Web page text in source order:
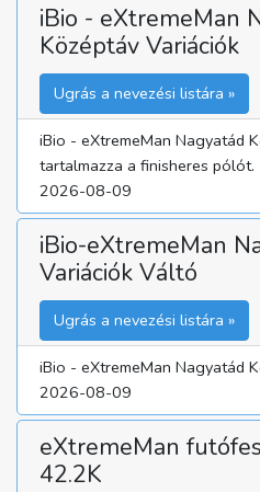
iBio - eXtremeMan
Középtáv Variációk
Ugrás a nevezési listára »
iBio - eXtremeMan Nagyatád
tartalmazza a finisheres pólót.
2026-08-09
iBio-eXtremeMan
Variációk Váltó
Ugrás a nevezési listára »
iBio - eXtremeMan Nagyatád
2026-08-09
eXtremeMan
42.2K